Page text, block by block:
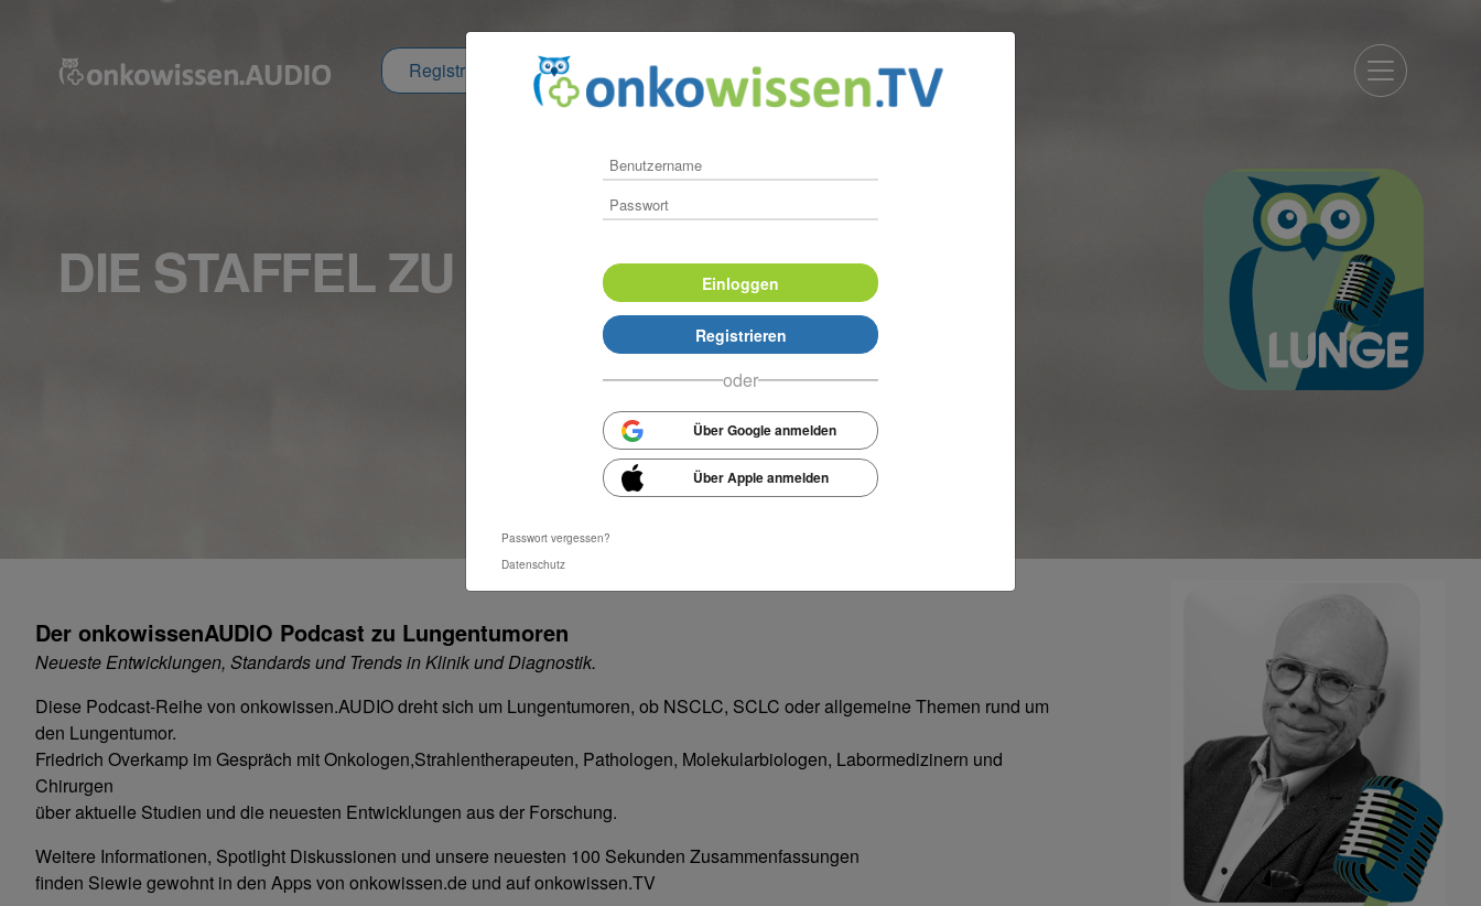
Registrieren
DIE STAFFEL ZU LUNGENTUMOREN
Der onkowissenAUDIO Podcast zu Lungentumoren
Neueste Entwicklungen, Standards und Trends in Klinik und Diagnostik.
Diese Podcast-Reihe von onkowissen.AUDIO dreht sich um Lungentumoren, ob NSCLC, SCLC oder allgemeine Themen rund um
den Lungentumor.
Friedrich Overkamp im Gespräch mit Onkologen,Strahlentherapeuten, Pathologen, Molekularbiologen, Labormedizinern und
Chirurgen
über aktuelle Studien und die neuesten Entwicklungen aus der Forschung.
Weitere Informationen, Spotlight Diskussionen und unsere neuesten 100 Sekunden Zusammenfassungen
finden Siewie gewohnt in den Apps von onkowissen.de und auf onkowissen.TV
Einloggen
Registrieren
oder
Über Google anmelden
Über Apple anmelden
Passwort vergessen?
Datenschutz